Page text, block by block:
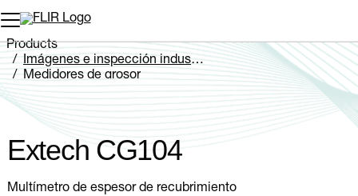
Products
Imágenes e inspección industriales
Medidores de grosor
Extech CG104
Extech CG104
Multímetro de espesor de recubrimiento